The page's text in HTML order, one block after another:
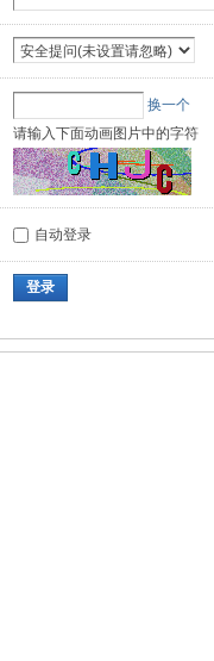
换一个
请输入下面动画图片中的字符
自动登录
登录